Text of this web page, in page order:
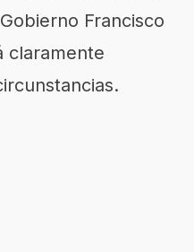
Francisco
claramente